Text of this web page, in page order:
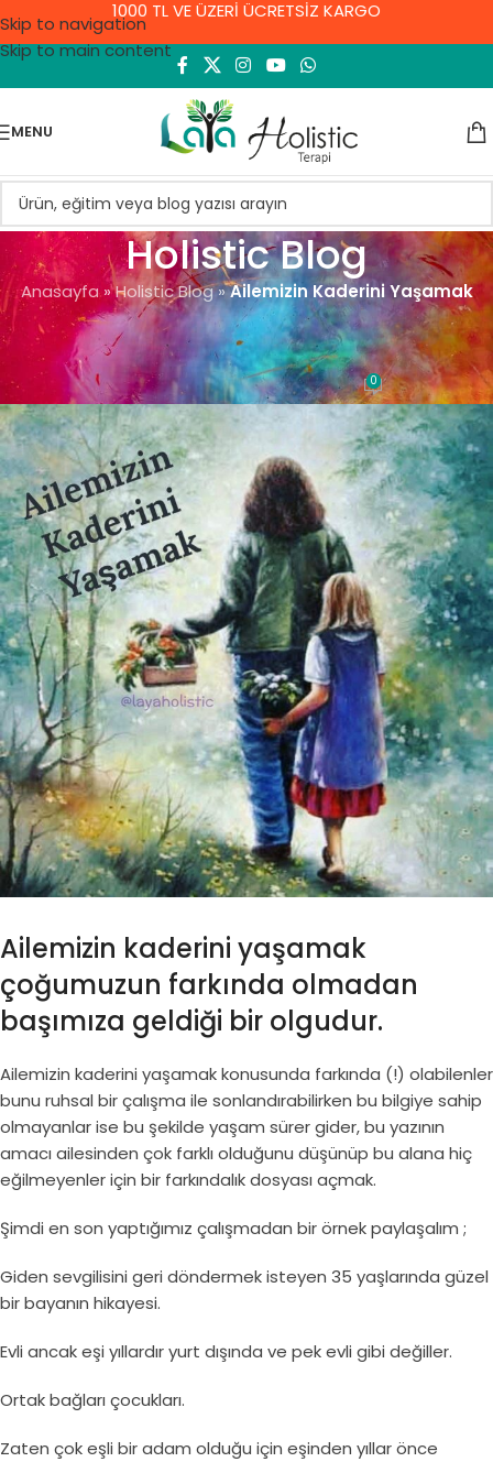
Skip to navigation
Skip to main content
1000 TL VE ÜZERİ ÜCRETSİZ KARGO
MENU
Holistic Blog
Anasayfa»Holistic Blog»Ailemizin Kaderini Yaşamak
GENEL
Ailemizin Kaderini Yaşamak
Demet YıldırımOn 8 Eylül 2021 0
Ailemizin kaderini yaşamak
çoğumuzun farkında olmadan
başımıza geldiği bir olgudur.
Ailemizin kaderini yaşamak konusunda farkında (!) olabilenler
bunu ruhsal bir çalışma ile sonlandırabilirken bu bilgiye sahip
olmayanlar ise bu şekilde yaşam sürer gider, bu yazının
amacı ailesinden çok farklı olduğunu düşünüp bu alana hiç
eğilmeyenler için bir farkındalık dosyası açmak.
Şimdi en son yaptığımız çalışmadan bir örnek paylaşalım ;
Giden sevgilisini geri döndermek isteyen 35 yaşlarında güzel
bir bayanın hikayesi.
Evli ancak eşi yıllardır yurt dışında ve pek evli gibi değiller.
Ortak bağları çocukları.
Zaten çok eşli bir adam olduğu için eşinden yıllar önce